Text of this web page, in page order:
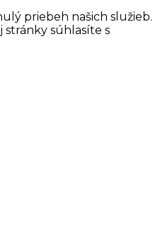
priebeh našich služieb.
súhlasíte s